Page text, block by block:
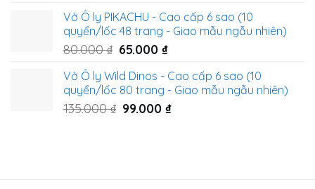
was:
157.000 ₫.
is:
106.000 ₫.
Vở Ô ly PIKACHU - Cao cấp 6 sao (10
quyển/lốc 48 trang - Giao mẫu ngẫu nhiên)
80.000₫ Original
was:
80.000 ₫.
65.000₫Current
is:
65.000 ₫.
Vở Ô ly Wild Dinos - Cao cấp 6 sao (10
quyển/lốc 80 trang - Giao mẫu ngẫu nhiên)
135.000₫ Original
99.000₫Current